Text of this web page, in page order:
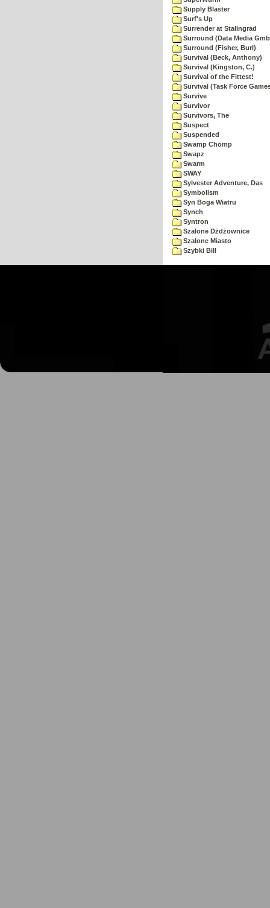
Supply Blaster
Surf's Up
Surrender at Stalingrad
Surround (Data Media
Surround (Fisher, Burl)
Survival (Beck, Anthony)
Survival (Kingston, C.)
Survival of the Fittest!
Survival (Task Force
Survive
Survivor
Survivors, The
Suspect
Suspended
Swamp Chomp
Swapz
Swarm
SWAY
Sylvester Adventure, Das
Symbolism
Syn Boga Wiatru
Synch
Syntron
Szalone Dżdżownice
Szalone Miasto
Szybki Bill